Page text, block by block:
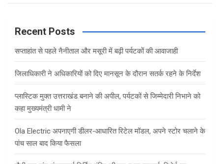
a
c
Recent Posts
सप्ताहांत से पहले नैनीताल और मसूरी में बढ़ी पर्यटकों की आवाजाही
जिलाधिकारी ने अधिकारियों को दिए मानसून के दौरान सतर्क रहने के निर्देश
प्लास्टिक मुक्त उत्तराखंड बनाने की अपील, पर्यटकों से जिम्मेदारी निभाने को
कहा मुख्यमंत्री धामी ने
Ola Electric अपनाएगी डीलर-आधारित रिटेल मॉडल, अपने स्टोर चलाने के
पांच साल बाद किया फैसला